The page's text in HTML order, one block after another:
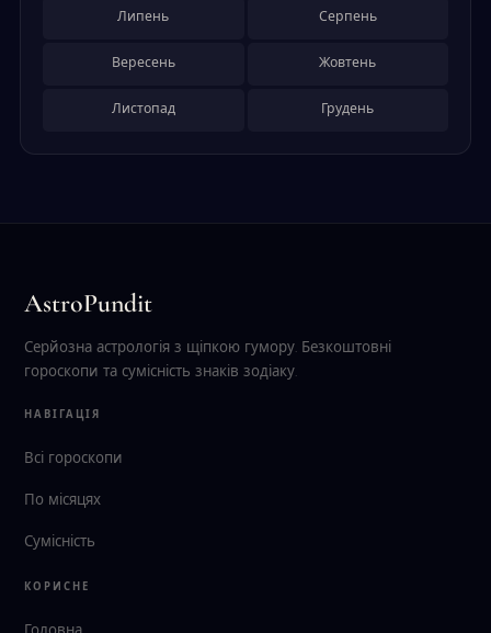
Липень Серпень
Вересень Жовтень
Листопад Грудень
AstroPundit
Серйозна астрологія з щіпкою гумору. Безкоштовні
гороскопи та сумісність знаків зодіаку.
НАВІГАЦІЯ
Всі гороскопи
По місяцях
Сумісність
КОРИСНЕ